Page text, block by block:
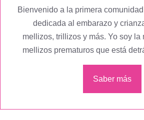
Bienvenido a la primera
dedicada al embarazo y
mellizos, trillizos y más. Yo soy la
mellizos prematuros que está
Saber más